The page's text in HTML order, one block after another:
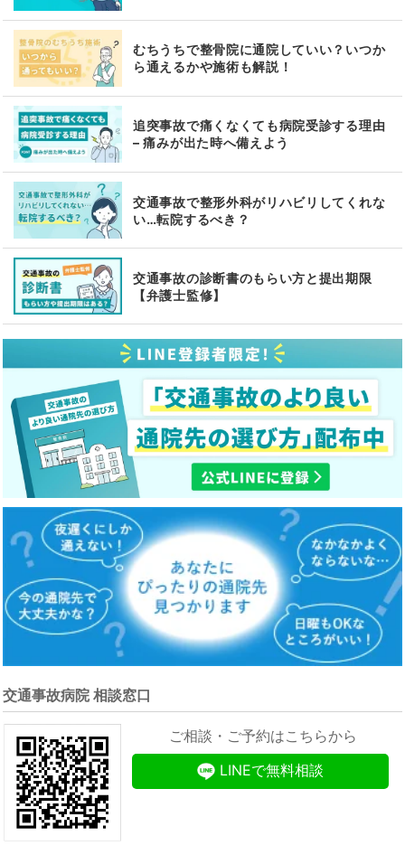
むちうちで整骨院に通院していい？いつか
ら通えるかや施術も解説！
追突事故で痛くなくても病院受診する理由
– 痛みが出た時へ備えよう
交通事故で整形外科がリハビリしてくれな
い…転院するべき？
交通事故の診断書のもらい方と提出期限
【弁護士監修】
交通事故病院 相談窓口
ご相談・ご予約はこちらから
LINEで無料相談